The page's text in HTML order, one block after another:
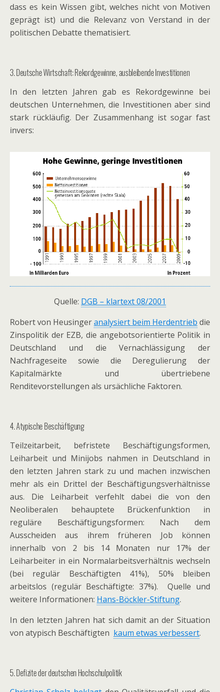
dass es kein Wissen gibt, welches nicht von Motiven
geprägt ist) und die Relevanz von Verstand in der
politischen Debatte thematisiert.
3. Deutsche Wirtschaft: Rekordgewinne, ausbleibende Investitionen
In den letzten Jahren gab es Rekordgewinne bei
deutschen Unternehmen, die Investitionen aber sind
stark rückläufig. Der Zusammenhang ist sogar fast
invers:
Quelle: DGB – klartext 08/2001
Robert von Heusingeranalysiert beim Herdentrieb die
Zinspolitik der EZB, die angebotsorientierte Politik in
Deutschland und die Vernachlässigung der
Nachfrageseite sowie die Deregulierung der
Kapitalmärkte und übertriebene
Renditevorstellungen als ursächliche Faktoren.
4. Atypische Beschäftigung
Teilzeitarbeit, befristete Beschäftigungsformen,
Leiharbeit und Minijobs nahmen in Deutschland in
den letzten Jahren stark zu und machen inzwischen
mehr als ein Drittel der Beschäftigungsverhältnisse
aus. Die Leiharbeit verfehlt dabei die von den
Neoliberalen behauptete Brückenfunktion in
reguläre Beschäftigungsformen: Nach dem
Ausscheiden aus ihrem früheren Job können
innerhalb von 2 bis 14 Monaten nur 17% der
Leiharbeiter in ein Normalarbeitsverhältnis wechseln
(bei regulär Beschäftigten 41%), 50% bleiben
arbeitslos (regulär Beschäftigte: 37%). Quelle und
weitere Informationen: Hans-Böckler-Stiftung.
In den letzten Jahren hat sich damit an der Situation
von atypisch Beschäftigten kaum etwas verbessert.
5. Defizite der deutschen Hochschulpolitik